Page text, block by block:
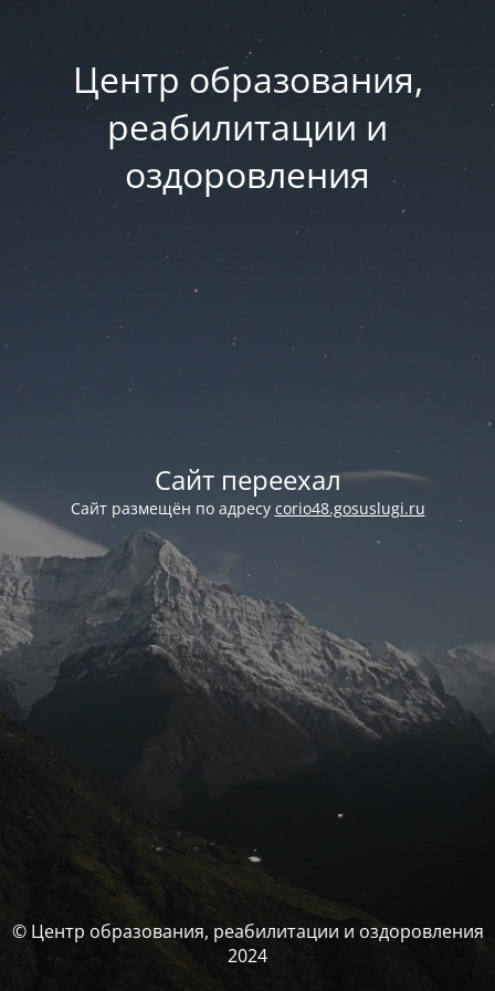
Центр образования,
реабилитации и
оздоровления
Сайт переехал
Сайт размещён по адресу corio48.gosuslugi.ru
© Центр образования, реабилитации и оздоровления
2024